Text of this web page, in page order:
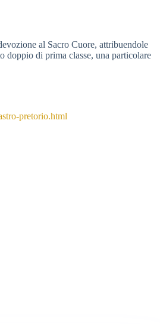
al Sacro Cuore, attribuendole
doppio di prima classe, una particolare
pretorio.html